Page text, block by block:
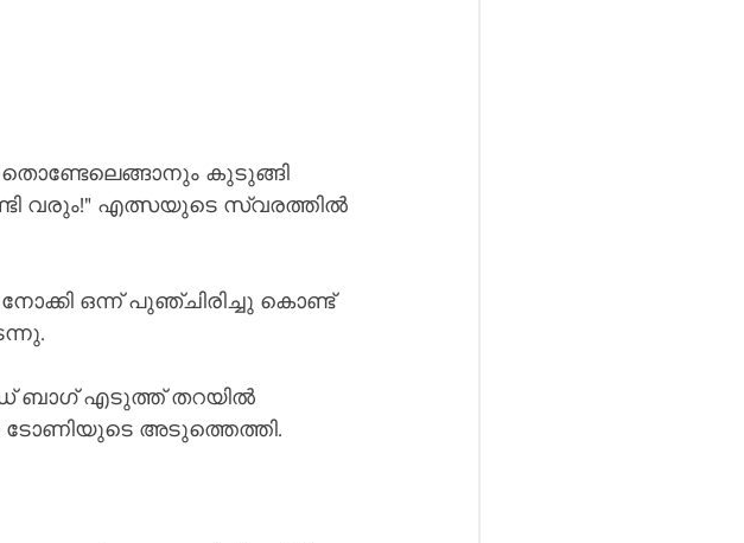
തൊണ്ടേലെങ്ങാനും കുടുങ്ങി
വരും!" എത്സയുടെ സ്വരത്തിൽ
ഒന്ന് പുഞ്ചിരിച്ചു കൊണ്ട്
ബാഗ് എടുത്ത് തറയിൽ
ടോണിയുടെ അടുത്തെത്തി.